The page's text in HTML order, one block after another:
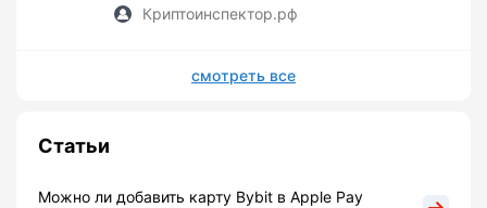
Криптоинспектор.рф
смотреть все
Статьи
Можно ли добавить карту Bybit в Apple Pay